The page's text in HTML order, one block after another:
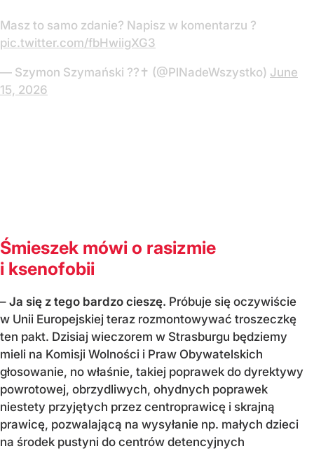
Masz to samo zdanie? Napisz w komentarzu ?
pic.twitter.com/fbHwiigXG3
— Szymon Szymański ??✝️ (@PlNadeWszystko) June
15, 2026
Śmieszek mówi o rasizmie
i ksenofobii
– Ja się z tego bardzo cieszę. Próbuje się oczywiście
w Unii Europejskiej teraz rozmontowywać troszeczkę
ten pakt. Dzisiaj wieczorem w Strasburgu będziemy
mieli na Komisji Wolności i Praw Obywatelskich
głosowanie, no właśnie, takiej poprawek do dyrektywy
powrotowej, obrzydliwych, ohydnych poprawek
niestety przyjętych przez centroprawicę i skrajną
prawicę, pozwalającą na wysyłanie np. małych dzieci
na środek pustyni do centrów detencyjnych